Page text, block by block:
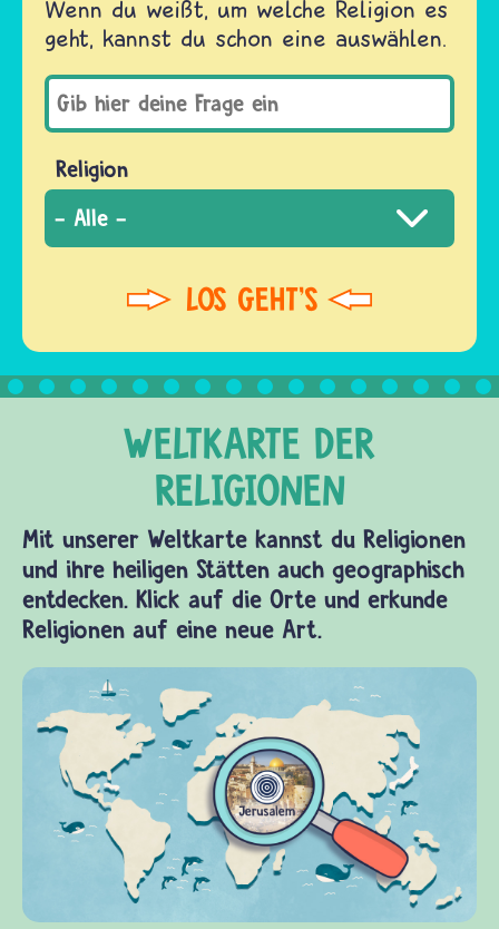
Wenn du weißt, um welche Religion es
geht, kannst du schon eine auswählen.
Religion
Mit unserer Weltkarte kannst du Religionen
und ihre heiligen Stätten auch geographisch
entdecken. Klick auf die Orte und erkunde
Religionen auf eine neue Art.